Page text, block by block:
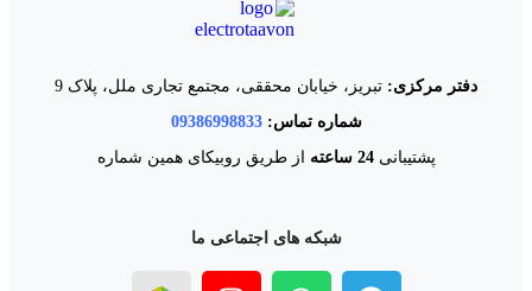
دفتر مرکزی: تبریز، خیابان محققی، مجتمع تجاری ملل، پلاک 9
شماره تماس:09386998833
پشتیبانی24 ساعته از طریق روبیکای همین شماره
شبکه های اجتماعی ما